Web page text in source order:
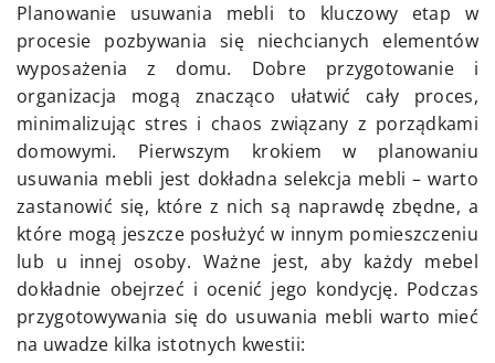
Planowanie usuwania mebli to kluczowy etap w
procesie pozbywania się niechcianych elementów
wyposażenia z domu. Dobre przygotowanie i
organizacja mogą znacząco ułatwić cały proces,
minimalizując stres i chaos związany z porządkami
domowymi. Pierwszym krokiem w planowaniu
usuwania mebli jest dokładna selekcja mebli – warto
zastanowić się, które z nich są naprawdę zbędne, a
które mogą jeszcze posłużyć w innym pomieszczeniu
lub u innej osoby. Ważne jest, aby każdy mebel
dokładnie obejrzeć i ocenić jego kondycję. Podczas
przygotowywania się do usuwania mebli warto mieć
na uwadze kilka istotnych kwestii: